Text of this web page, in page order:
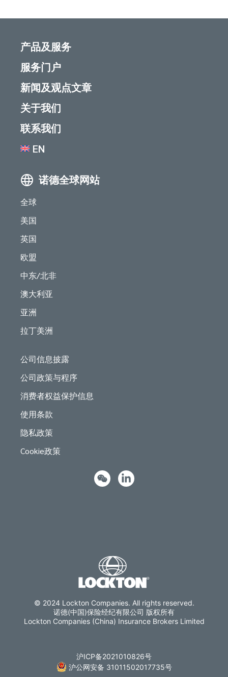
产品及服务
服务门户
新闻及观点文章
关于我们
联系我们
EN
诺德全球网站
全球
美国
英国
欧盟
中东/北非
澳大利亚
亚洲
拉丁美洲
公司信息披露
公司政策与程序
消费者权益保护信息
使用条款
隐私政策
Cookie政策
© 2024 Lockton Companies. All rights reserved.
诺德(中国)保险经纪有限公司 版权所有
Lockton Companies (China) Insurance Brokers Limited
沪ICP备2021010826号
沪公网安备 31011502017735号